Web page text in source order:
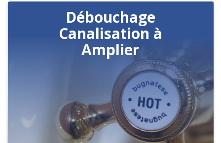
Débouchage
Canalisation à
Amplier